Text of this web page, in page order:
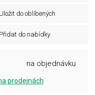
Uložit do oblíbených
Přidat do nabídky
na objednávku
prodejnách